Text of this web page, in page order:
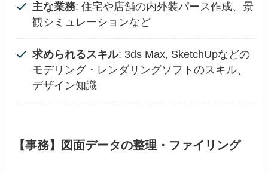
主な業務: 住宅や店舗の内外装パース作成、景
観シミュレーションなど
求められるスキル: 3ds Max, SketchUpなどの
モデリング・レンダリングソフトのスキル、
デザイン知識
【事務】図面データの整理・ファイリング